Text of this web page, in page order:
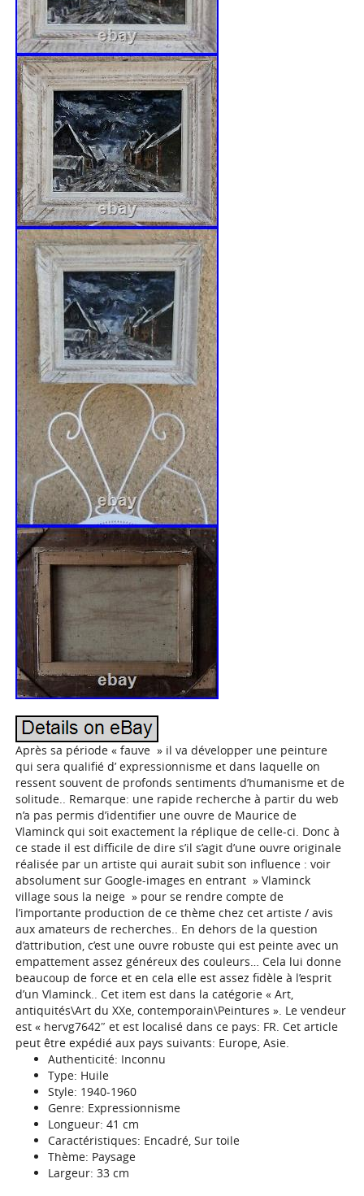
Après sa période « fauve » il va développer une peinture
qui sera qualifié d’ expressionnisme et dans laquelle on
ressent souvent de profonds sentiments d’humanisme et de
solitude.. Remarque: une rapide recherche à partir du web
n’a pas permis d’identifier une ouvre de Maurice de
Vlaminck qui soit exactement la réplique de celle-ci. Donc à
ce stade il est difficile de dire s’il s’agit d’une ouvre originale
réalisée par un artiste qui aurait subit son influence : voir
absolument sur Google-images en entrant » Vlaminck
village sous la neige » pour se rendre compte de
l’importante production de ce thème chez cet artiste / avis
aux amateurs de recherches.. En dehors de la question
d’attribution, c’est une ouvre robuste qui est peinte avec un
empattement assez généreux des couleurs… Cela lui donne
beaucoup de force et en cela elle est assez fidèle à l’esprit
d’un Vlaminck.. Cet item est dans la catégorie « Art,
antiquités\Art du XXe, contemporain\Peintures ». Le vendeur
est « hervg7642″ et est localisé dans ce pays: FR. Cet article
peut être expédié aux pays suivants: Europe, Asie.
Authenticité: Inconnu
Type: Huile
Style: 1940-1960
Genre: Expressionnisme
Longueur: 41 cm
Caractéristiques: Encadré, Sur toile
Thème: Paysage
Largeur: 33 cm